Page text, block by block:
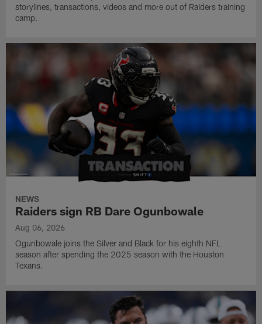
storylines, transactions, videos and more out of Raiders training
camp.
NEWS
Raiders sign RB Dare Ogunbowale
Aug 06, 2026
Ogunbowale joins the Silver and Black for his eighth NFL
season after spending the 2025 season with the Houston
Texans.